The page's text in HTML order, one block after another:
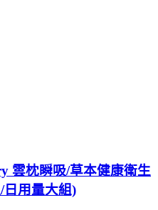
雲枕瞬吸/草本健康衛生
日用量大組)